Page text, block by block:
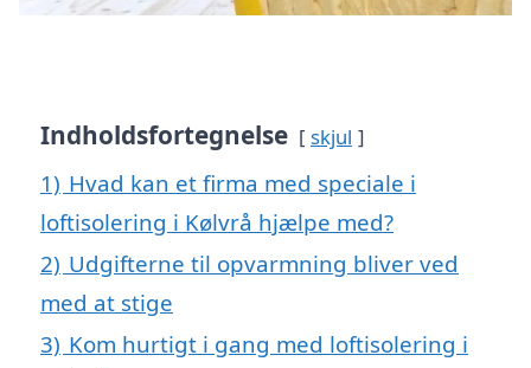
Indholdsfortegnelse skjul
1) Hvad kan et firma med speciale i
loftisolering i Kølvrå hjælpe med?
2) Udgifterne til opvarmning bliver ved
med at stige
3) Kom hurtigt i gang med loftisolering i